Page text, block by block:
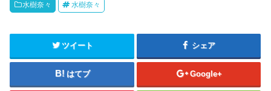
水樹奈々 水樹奈々
ツイート シェア
はてブ Google+